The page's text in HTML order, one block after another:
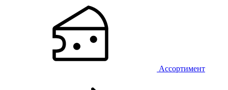
Ассортимент